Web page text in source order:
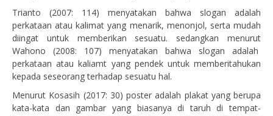
Trianto (2007: 114) menyatakan bahwa slogan adalah
perkataan atau kalimat yang menarik, menonjol, serta mudah
diingat untuk memberikan sesuatu. sedangkan menurut
Wahono (2008: 107) menyatakan bahwa slogan adalah
perkataan atau kaliamt yang pendek untuk memberitahukan
kepada seseorang terhadap sesuatu hal.
Menurut Kosasih (2017: 30) poster adalah plakat yang berupa
kata-kata dan gambar yang biasanya di taruh di tempat-